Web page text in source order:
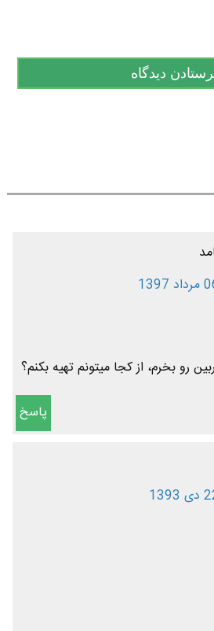
1397
رو بخرم، از کجا میتونم تهیه بکنم؟
پاسخ